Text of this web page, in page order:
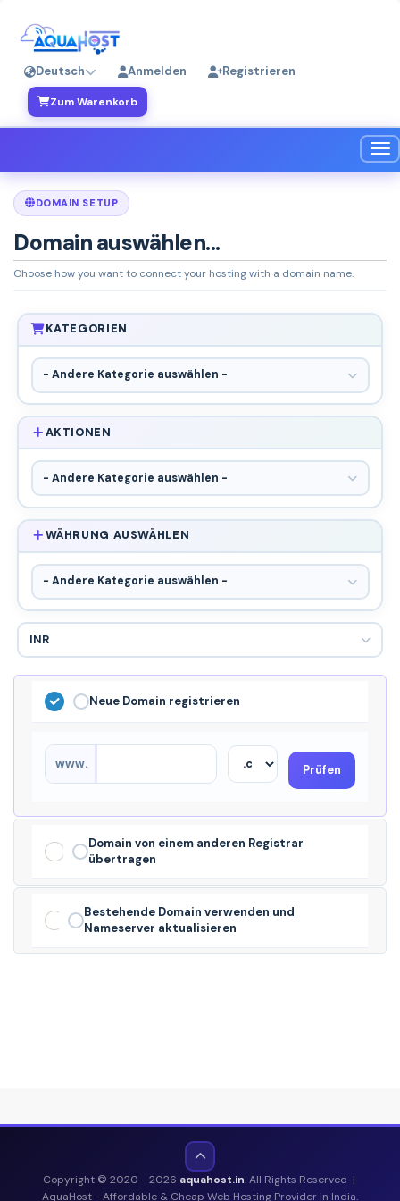
Deutsch Anmelden Registrieren
Zum Warenkorb
DOMAIN SETUP
Domain auswählen...
Choose how you want to connect your hosting with a domain name.
KATEGORIEN
AKTIONEN
WÄHRUNG AUSWÄHLEN
Neue Domain registrieren
www. Prüfen
Domain von einem anderen Registrar
übertragen
Bestehende Domain verwenden und
Nameserver aktualisieren
Copyright © 2020 - 2026 aquahost.in. All Rights Reserved |
AquaHost - Affordable & Cheap Web Hosting Provider in India.